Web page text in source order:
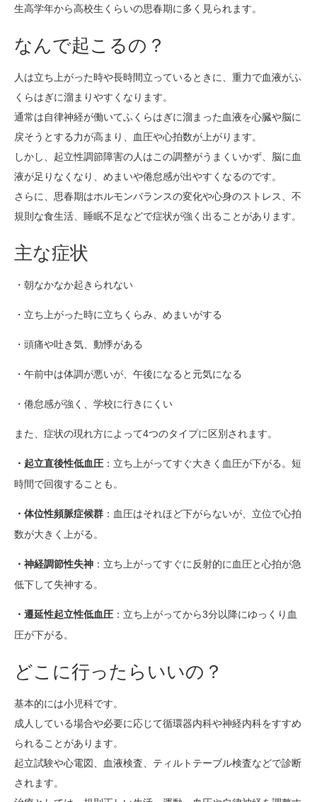
生高学年から高校生くらいの思春期に多く見られます。
なんで起こるの？
人は立ち上がった時や長時間立っているときに、重力で血液がふ
くらはぎに溜まりやすくなります。
通常は自律神経が働いてふくらはぎに溜まった血液を心臓や脳に
戻そうとする力が高まり、血圧や心拍数が上がります。
しかし、起立性調節障害の人はこの調整がうまくいかず、脳に血
液が足りなくなり、めまいや倦怠感が出やすくなるのです。
さらに、思春期はホルモンバランスの変化や心身のストレス、不
規則な食生活、睡眠不足などで症状が強く出ることがあります。
主な症状
・朝なかなか起きられない
・立ち上がった時に立ちくらみ、めまいがする
・頭痛や吐き気、動悸がある
・午前中は体調が悪いが、午後になると元気になる
・倦怠感が強く、学校に行きにくい
また、症状の現れ方によって4つのタイプに区別されます。
・起立直後性低血圧 ：立ち上がってすぐ大きく血圧が下がる。短
時間で回復することも。
・体位性頻脈症候群 ：血圧はそれほど下がらないが、立位で心拍
数が大きく上がる。
・神経調節性失神 ：立ち上がってすぐに反射的に血圧と心拍が急
低下して失神する。
・遷延性起立性低血圧 ：立ち上がってから3分以降にゆっくり血
圧が下がる。
どこに行ったらいいの？
基本的には小児科です。
成人している場合や必要に応じて循環器内科や神経内科をすすめ
られることがあります。
起立試験や心電図、血液検査、ティルトテーブル検査などで診断
されます。